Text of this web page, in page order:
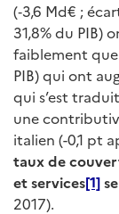
(‑3,6 Md€ ;
31,8% du PIB)
faiblement que
PIB) qui ont
qui s’est
une
italien (-0,1 pt
taux de
et services[1]
2017).